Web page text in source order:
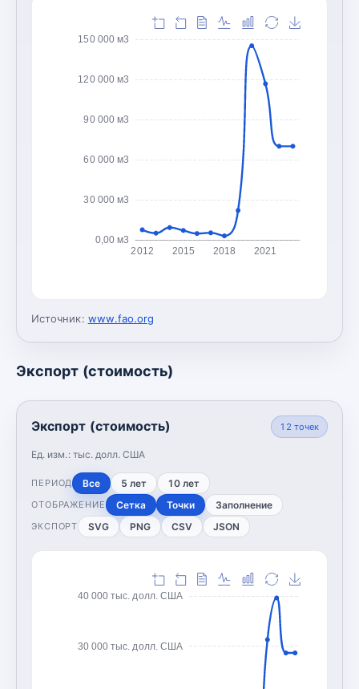
0,00 м3
30 000 м3
60 000 м3
90 000 м3
120 000 м3
150 000 м3
2012 2015 2018 2021
Источник: www.fao.org
Экспорт (стоимость)
Экспорт (стоимость)
Ед. изм.: тыс. долл. США
12 точек
ПЕРИОД Все 5 лет 10 лет
ОТОБРАЖЕНИЕ Сетка Точки Заполнение
ЭКСПОРТ SVG PNG CSV JSON
30 000 тыс. долл. США
40 000 тыс. долл. США